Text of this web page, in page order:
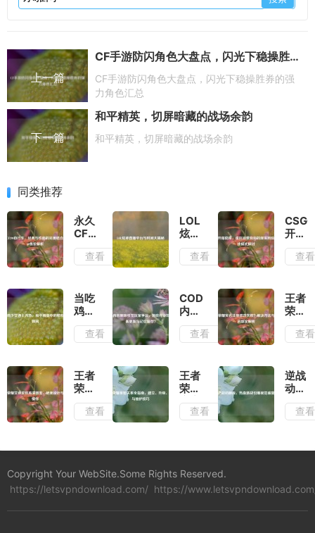
上一篇
CF手游防闪角色大盘点，闪光下稳操胜券的强力角色汇总
CF手游防闪角色大盘点，闪光下稳操胜券的强
力角色汇总
下一篇
和平精英，切屏暗藏的战场余韵
和平精英，切屏暗藏的战场余韵
同类推荐
永久
CF290
自行
车，
能的
完美
合，
CF360
解析
查看
LOL
炫神
直播
平台
揭秘
查看
CSGO
开箱
陷
阱，
背后
的现
实风
险与
游戏
探讨
查看
当吃
鸡少
女遇
上内
精英
中的
社死
瞬间
查看
COD16
内容
删除
引发
议，
游戏
行业
如何
平衡
与记
存？
查看
王者
荣耀
实名
注册
败？
解决
与常
见问
解析
查看
王者
荣耀
女神
皮肤
鉴，
设计
与艺
怀
查看
王者
荣耀
亲密
关系
建
升
级、
与维
查看
逆战
动画
版，
热血
视觉
查看
Copyright Your WebSite.Some Rights Reserved.
https://letsvpndownload.com/ https://